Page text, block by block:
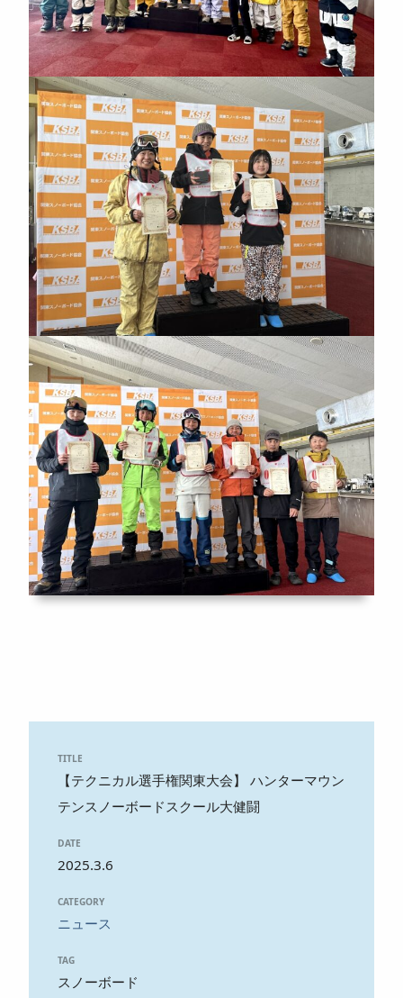
TITLE
【テクニカル選手権関東大会】 ハンターマウン
テンスノーボードスクール大健闘
DATE
2025.3.6
CATEGORY
ニュース
TAG
スノーボード